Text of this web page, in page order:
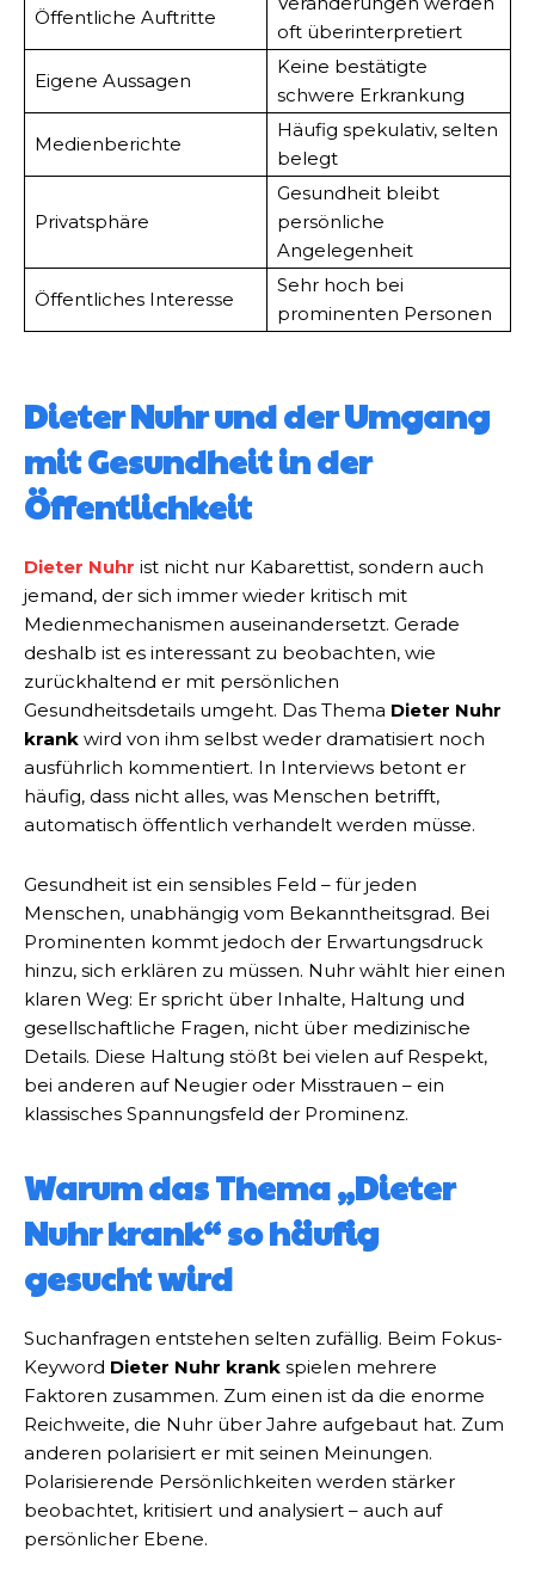
Öffentliche Auftritte
oft überinterpretiert
Eigene Aussagen
Keine bestätigte
schwere Erkrankung
Medienberichte
Häufig spekulativ, selten
belegt
Privatsphäre
Gesundheit bleibt
persönliche
Angelegenheit
Öffentliches Interesse
Sehr hoch bei
prominenten Personen
Dieter Nuhr und der Umgang
mit Gesundheit in der
Öffentlichkeit
Dieter Nuhr ist nicht nur Kabarettist, sondern auch
jemand, der sich immer wieder kritisch mit
Medienmechanismen auseinandersetzt. Gerade
deshalb ist es interessant zu beobachten, wie
zurückhaltend er mit persönlichen
Gesundheitsdetails umgeht. Das Thema Dieter Nuhr
krank wird von ihm selbst weder dramatisiert noch
ausführlich kommentiert. In Interviews betont er
häufig, dass nicht alles, was Menschen betrifft,
automatisch öffentlich verhandelt werden müsse.
Gesundheit ist ein sensibles Feld – für jeden
Menschen, unabhängig vom Bekanntheitsgrad. Bei
Prominenten kommt jedoch der Erwartungsdruck
hinzu, sich erklären zu müssen. Nuhr wählt hier einen
klaren Weg: Er spricht über Inhalte, Haltung und
gesellschaftliche Fragen, nicht über medizinische
Details. Diese Haltung stößt bei vielen auf Respekt,
bei anderen auf Neugier oder Misstrauen – ein
klassisches Spannungsfeld der Prominenz.
Warum das Thema „Dieter
Nuhr krank“ so häufig
gesucht wird
Suchanfragen entstehen selten zufällig. Beim Fokus-
Keyword Dieter Nuhr krank spielen mehrere
Faktoren zusammen. Zum einen ist da die enorme
Reichweite, die Nuhr über Jahre aufgebaut hat. Zum
anderen polarisiert er mit seinen Meinungen.
Polarisierende Persönlichkeiten werden stärker
beobachtet, kritisiert und analysiert – auch auf
persönlicher Ebene.